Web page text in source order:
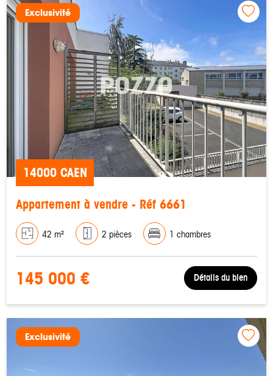
Exclusivité
14000 CAEN
Appartement à vendre - Réf 6661
42 m² 2 pièces 1 chambres
145 000 € Détails du bien
Exclusivité